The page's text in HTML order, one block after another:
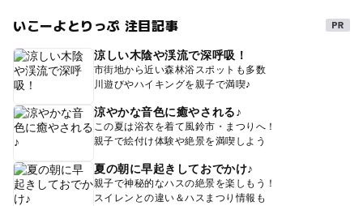
いこーよとりっぷ 注目記事
涼しい木陰や渓流で深呼吸！
市街地から近い森林浴スポットも多数
川遊びやハイキングを親子で満喫♪
涼やかな音色に癒やされる♪
この夏は浴衣を着て風鈴市・まつりへ！
親子で絵付け体験や絶景を満喫しよう
夏の朝に早起きしておでかけ♪
親子で神秘的なハスの絶景を楽しもう！
スイレンとの違い＆ハスまつり情報も